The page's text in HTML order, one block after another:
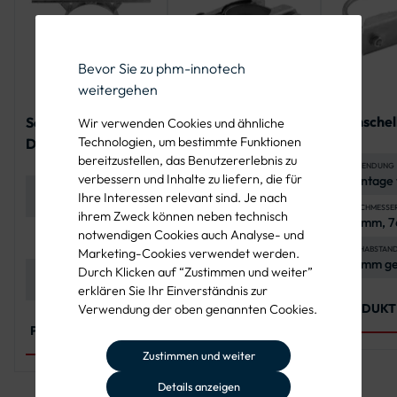
Bevor Sie zu phm-innotech
weitergehen
Wir verwenden Cookies und ähnliche
Technologien, um bestimmte Funktionen
bereitzustellen, das Benutzererlebnis zu
verbessern und Inhalte zu liefern, die für
Ihre Interessen relevant sind. Je nach
ihrem Zweck können neben technisch
notwendigen Cookies auch Analyse- und
Marketing-Cookies verwendet werden.
Durch Klicken auf “Zustimmen und weiter”
erklären Sie Ihr Einverständnis zur
Verwendung der oben genannten Cookies.
Zustimmen und weiter
Details anzeigen
Schwere
Doppelschiebe-
Flachstahl, 60 x 5
SCHRAUBEN UND MUTTERN
Sechskantschrauben
und -muttern aus
Edelstahl (A2-70),
nach ISO 4017 und
UNTERLEGSCHEIBEN
Form A, nach ISO
PRODUKT ANSEHEN
Edelstahl-Doppel-
Klemmschelle für
Rundform-
Verkehrszeichen
MATERIAL
Edelstahl,
korrosionsbeständig
VARIANTEN
4
Flachrundschrauben,
4 Sechskantmuttern,
4 Unterlegscheiben
NORMEN
DIN 603, ISO 4032,
ISO 7089
ANWENDUNG
an
60 mm,
70 mm